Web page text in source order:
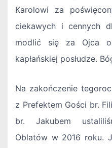
Karolowi za
ciekawych i cennych
modlić się za Ojca
kapłańskiej posłudze.
Na zakończenie
z Prefektem Gości br.
br. Jakubem
Oblatów w 2016 roku.